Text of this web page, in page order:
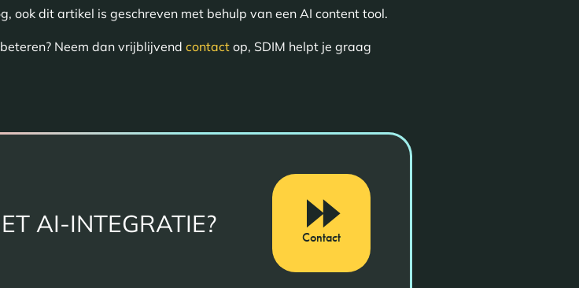
ook dit artikel is geschreven met behulp van een AI content tool.
Neem dan vrijblijvend contactop, SDIM helpt je graag
AI-INTEGRATIE? Contact